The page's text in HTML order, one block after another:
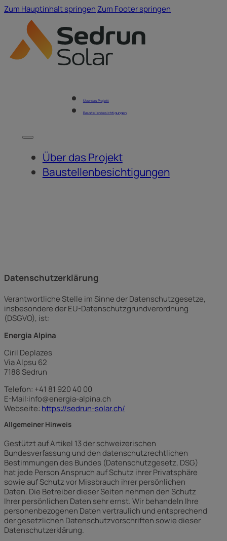
Zum Hauptinhalt springen Zum Footer springen
Über das Projekt
Baustellenbesichtigungen
Über das Projekt
Baustellenbesichtigungen
Datenschutz­erklärung
Verantwortliche Stelle im Sinne der Datenschutzgesetze,
insbesondere der EU-Datenschutzgrundverordnung
(DSGVO), ist:
Energia Alpina
Ciril Deplazes
Via Alpsu 62
7188 Sedrun
Telefon: +41 81 920 40 00
E-Mail:info@energia-alpina.ch
Webseite: https://sedrun-solar.ch/
Allgemeiner Hinweis
Gestützt auf Artikel 13 der schweizerischen
Bundesverfassung und den datenschutzrechtlichen
Bestimmungen des Bundes (Datenschutzgesetz, DSG)
hat jede Person Anspruch auf Schutz ihrer Privatsphäre
sowie auf Schutz vor Missbrauch ihrer persönlichen
Daten. Die Betreiber dieser Seiten nehmen den Schutz
Ihrer persönlichen Daten sehr ernst. Wir behandeln Ihre
personenbezogenen Daten vertraulich und entsprechend
der gesetzlichen Datenschutzvorschriften sowie dieser
Datenschutzerklärung.